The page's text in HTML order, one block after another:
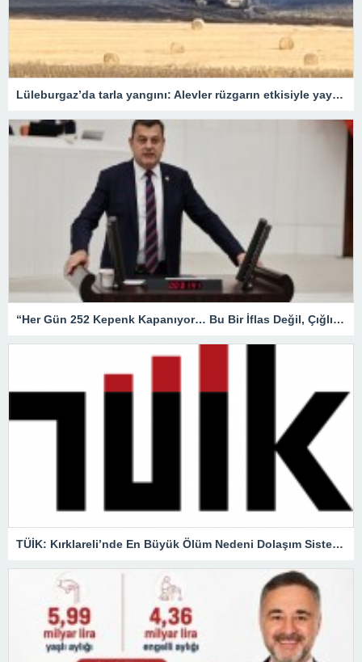
Lüleburgaz’da tarla yangını: Alevler rüzgarın etkisiyle yayıldı
“Her Gün 252 Kepenk Kapanıyor… Bu Bir İflas Değil, Çığlıktır!”
TÜİK: Kırklareli’nde En Büyük Ölüm Nedeni Dolaşım Sistemi Hastalıkları